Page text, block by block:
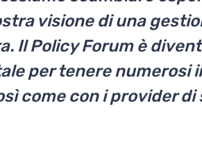
visione di una
Il Policy Forum è
per tenere numerosi
come con i provider